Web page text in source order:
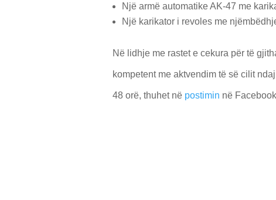
Një armë automatike AK-47 me
Një karikator i revoles me
Në lidhje me rastet e cekura për të
kompetent me aktvendim të së cilit
48 orë, thuhet në postimin në